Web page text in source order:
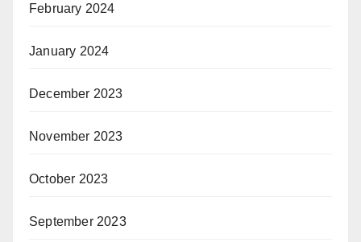
February 2024
January 2024
December 2023
November 2023
October 2023
September 2023